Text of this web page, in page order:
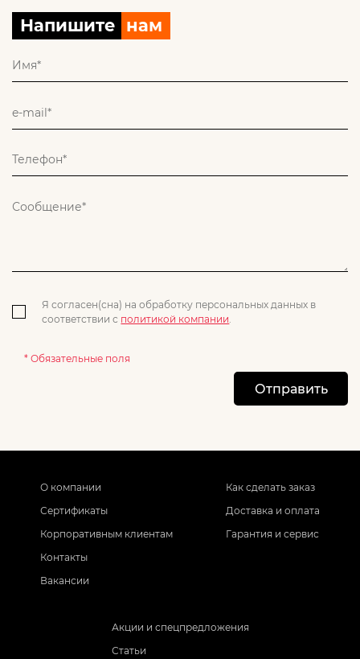
Напишите нам
Я согласен(сна) на обработку персональных данных в
соответствии с политикой компании
* Обязательные поля
Отправить
О компании
Сертификаты
Корпоративным клиентам
Контакты
Вакансии
Как сделать заказ
Доставка и оплата
Гарантия и сервис
Акции и спецпредложения
Статьи